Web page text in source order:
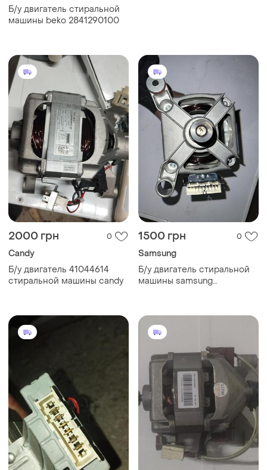
Б/у двигатель стиральной
машины beko 2841290100
2000 грн 0
Candy
Б/у двигатель 41044614
стиральной машины candy
1500 грн 0
Samsung
Б/у двигатель стиральной
машины samsung